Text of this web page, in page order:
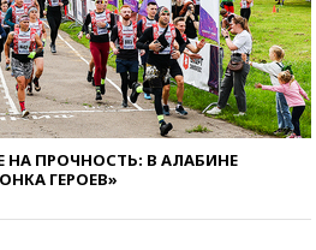
10:27Движение по трассе
«Новороссия» восстановлено
09:55Силы ПВО перехватили
за утро 85 БПЛА над
территорией РФ
09:25Ильский НПЗ на Кубани
загорелся после падения
НА ПРОЧНОСТЬ: В АЛАБИНЕ
ГЕРОЕВ»